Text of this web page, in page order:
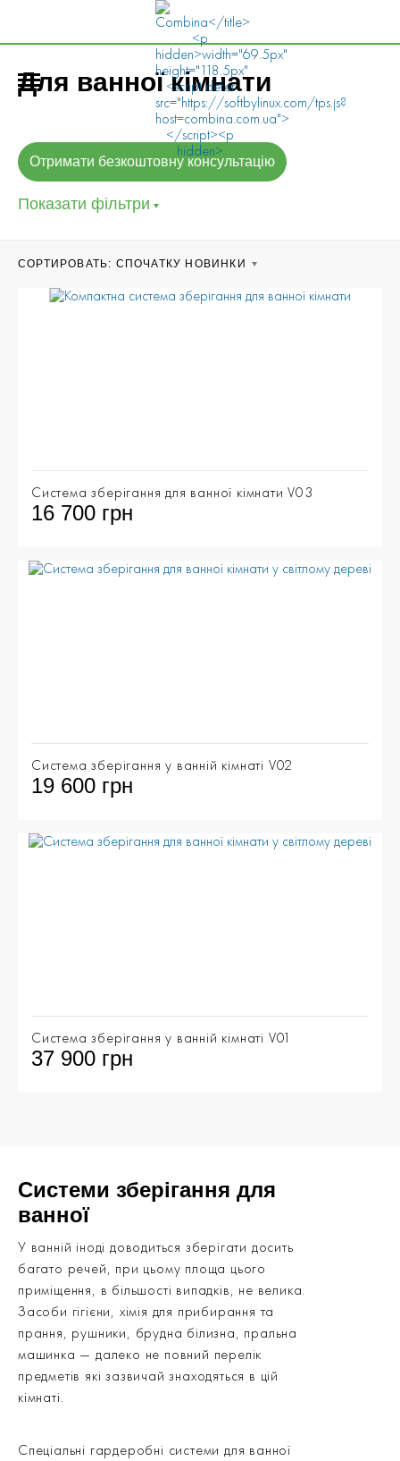
Для ванної кімнати
Отримати безкоштовну консультацію
Показати фільтри
CОРТИРОВАТЬ: СПОЧАТКУ НОВИНКИ
Cистема зберігання для ванної кімнати V03
16 700 грн
Система зберігання у ванній кімнаті V02
19 600 грн
Система зберігання у ванній кімнаті V01
37 900 грн
Системи зберігання для
ванної
У ванній іноді доводиться зберігати досить
багато речей, при цьому площа цього
приміщення, в більшості випадків, не велика.
Засоби гігієни, хімія для прибирання та
прання, рушники, брудна білизна, пральна
машинка — далеко не повний перелік
предметів які зазвичай знаходяться в цій
кімнаті.
Спеціальні гардеробні системи для ванної